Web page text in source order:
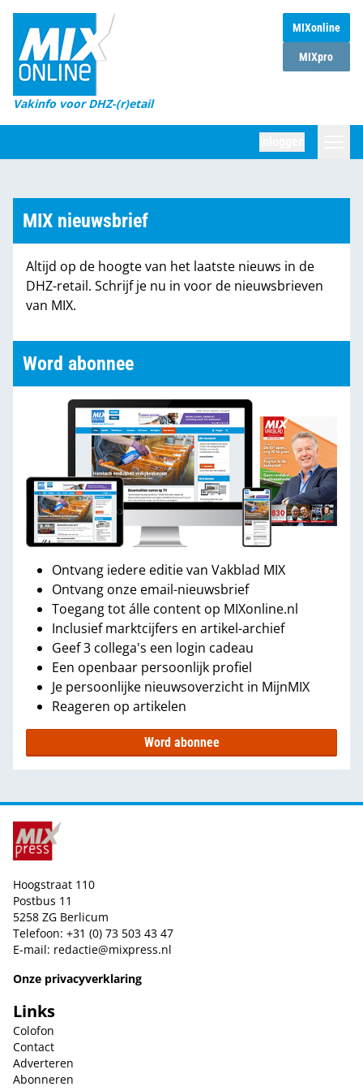
MIXonline
MIXpro
Vakinfo voor DHZ-(r)etail
Home
Magazines
DHZ Sessie
Marktcijfers
Partners
MIX nieuwsbrief
Altijd op de hoogte van het laatste nieuws in de
DHZ-retail. Schrijf je nu in voor de nieuwsbrieven
van MIX.
Word abonnee
Ontvang iedere editie van Vakblad MIX
Ontvang onze email-nieuwsbrief
Toegang tot álle content op MIXonline.nl
Inclusief marktcijfers en artikel-archief
Geef 3 collega's een login cadeau
Een openbaar persoonlijk profiel
Je persoonlijke nieuwsoverzicht in MijnMIX
Reageren op artikelen
Word abonnee
Hoogstraat 110
Postbus 11
5258 ZG Berlicum
Telefoon: +31 (0) 73 503 43 47
E-mail: redactie@mixpress.nl
Onze privacyverklaring
Links
Colofon
Contact
Adverteren
Abonneren